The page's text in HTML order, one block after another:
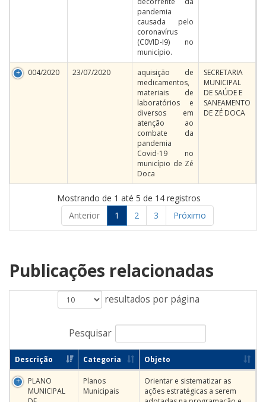
pandemia
causada pelo
coronavírus
(C0VID-I9) no
município.
004/2020
23/07/2020
aquisição de
medicamentos,
materiais de
laboratórios e
diversos em
atenção ao
combate da
pandemia
Covid-19 no
município de Zé
Doca
SECRETARIA
MUNICIPAL
DE SAÚDE E
SANEAMENTO
DE ZÉ DOCA
Mostrando de 1 até 5 de 14 registros
Anterior
1 2 3 Próximo
Publicações relacionadas
resultados por página
Pesquisar
Descrição Categoria Objeto
PLANO
MUNICIPAL
Planos
Municipais
Orientar e sistematizar as
ações estratégicas a serem